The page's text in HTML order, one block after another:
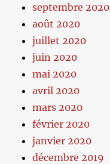
septembre 2020
août 2020
juillet 2020
juin 2020
mai 2020
avril 2020
mars 2020
février 2020
janvier 2020
décembre 2019